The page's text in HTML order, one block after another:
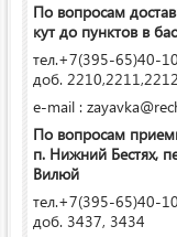
По вопросам
кут до пунктов в
тел.+7(395-65)40-
доб. 2210,2211,2212
e-mail :
По вопросам
п. Нижний Бестях,
Вилюй
тел.+7(395-65)40-
доб. 3437, 3434